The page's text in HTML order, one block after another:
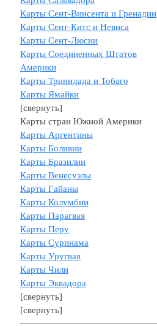
Карты Сент-Винсента и Гренадин
Карты Сент-Китс и Невиса
Карты Сент-Люсии
Карты Соединенных Штатов
Америки
Карты Тринидада и Тобаго
Карты Ямайки
[свернуть]
Карты стран Южной Америки
Карты Аргентины
Карты Боливии
Карты Бразилии
Карты Венесуэлы
Карты Гайаны
Карты Колумбии
Карты Парагвая
Карты Перу
Карты Суринама
Карты Уругвая
Карты Чили
Карты Эквадора
[свернуть]
[свернуть]